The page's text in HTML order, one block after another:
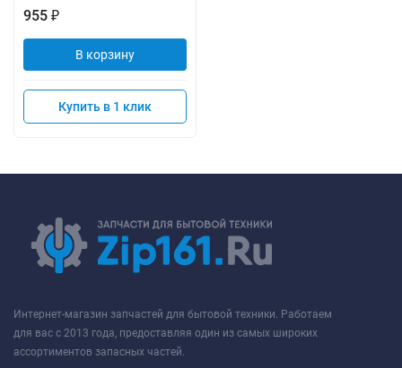
955 ₽
В корзину
Купить в 1 клик
Интернет-магазин запчастей для бытовой техники. Работаем
для вас с 2013 года, предоставляя один из самых широких
ассортиментов запасных частей.